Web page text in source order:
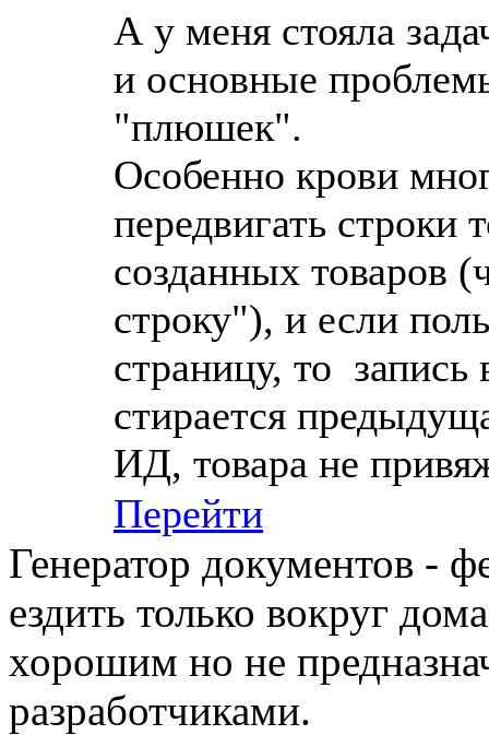
А у меня стояла
и основные
"плюшек".
Особенно крови
передвигать строки
созданных товаров
строку"), и если
страницу, то запись
стирается
ИД, товара не
Перейти
Генератор документов -
ездить только вокруг
хорошим но не
разработчиками.